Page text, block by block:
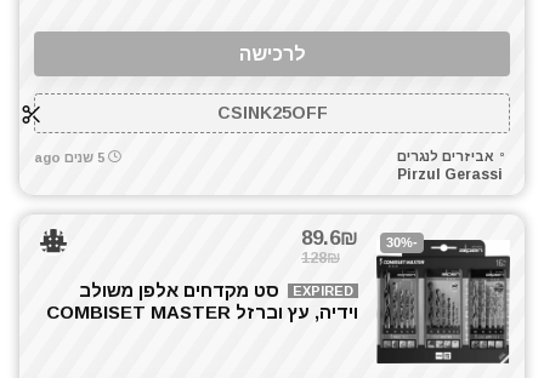
פטישון
פלס
פנסים ותאורה
קומבו 3 כלים
קומבו מברגות
קונגו / פטיש חציבה
שואבי אבק
שונות
לרכישה
CSINK25OFF
אביזרים לנגרים
Pirzul Gerassi
5 שנים ago
-30%
89.6₪
128₪
EXPIRED
סט מקדחים אלפן משולב
וידיה, עץ וברזל COMBISET MASTER